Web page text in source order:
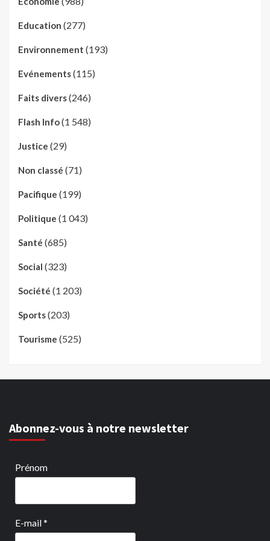
Education (277)
Environnement (193)
Evénements(115)
Faits divers(246)
Flash Info(1 548)
Justice (29)
Non classé (71)
Pacifique (199)
Politique (1 043)
Santé (685)
Social (323)
Société (1 203)
Sports(203)
Tourisme (525)
Abonnez-vous à notre newsletter
Prénom
E-mail*